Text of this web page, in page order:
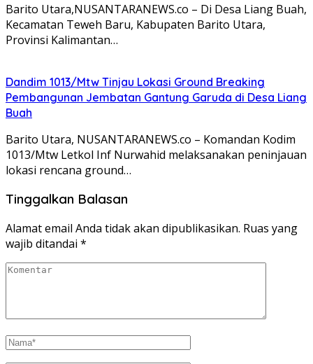
Barito Utara,NUSANTARANEWS.co – Di Desa Liang Buah,
Kecamatan Teweh Baru, Kabupaten Barito Utara,
Provinsi Kalimantan…
Dandim 1013/Mtw Tinjau Lokasi Ground Breaking
Pembangunan Jembatan Gantung Garuda di Desa Liang
Buah
Barito Utara, NUSANTARANEWS.co – Komandan Kodim
1013/Mtw Letkol Inf Nurwahid melaksanakan peninjauan
lokasi rencana ground…
Tinggalkan Balasan
Alamat email Anda tidak akan dipublikasikan. Ruas yang
wajib ditandai *